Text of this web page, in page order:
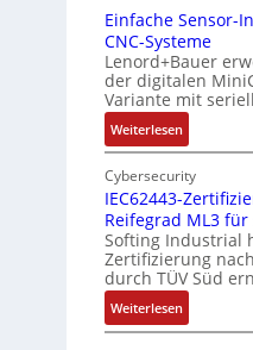
-
r
h
t
u
r
i
c
h
s
e
m
e
n
t
e
i
-
Z
o
l
l
-
I
n
d
u
s
t
r
i
e
Einfache Sensor-
CNC-Systeme
Lenord+Bauer
der digitalen
Variante mit
Weiterlesen:
E
i
n
a
c
h
e
S
Cybersecurity
IEC62443-
Reifegrad ML3
Softing Industrial
Zertifizierung
durch TÜV Süd
Weiterlesen:
I